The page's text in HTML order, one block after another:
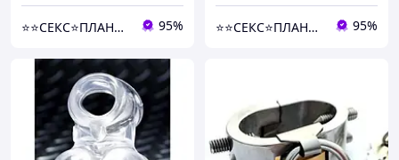
⭐️⭐️СЕКС⭐️ПЛАНЕТА⭐️⭐️ 95% ⭐️⭐️СЕКС⭐️ПЛАНЕТА⭐️⭐️ 95%